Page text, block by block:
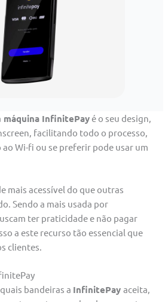
máquina InfinitePayé o seu design,
facilitando todo o processo,
Wi-fi ou se preferir pode usar um
mais acessível do que outras
Sendo a mais usada por
ter praticidade e não pagar
a este recurso tão essencial que
clientes.
bandeiras a InfinitePay aceita,